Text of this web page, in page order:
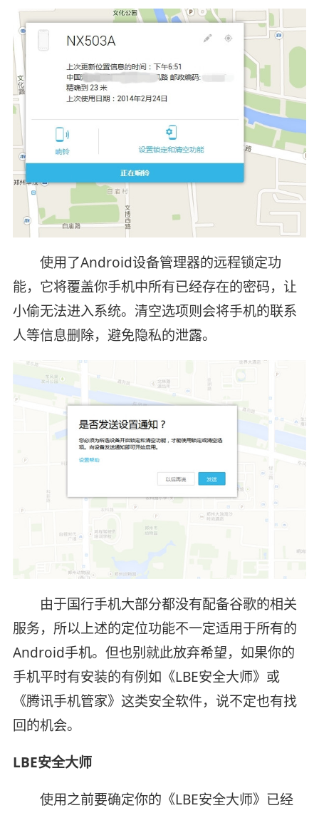
使用了Android设备管理器的远程锁定功
能，它将覆盖你手机中所有已经存在的密码，让
小偷无法进入系统。清空选项则会将手机的联系
人等信息删除，避免隐私的泄露。
由于国行手机大部分都没有配备谷歌的相关
服务，所以上述的定位功能不一定适用于所有的
Android手机。但也别就此放弃希望，如果你的
手机平时有安装的有例如《LBE安全大师》或
《腾讯手机管家》这类安全软件，说不定也有找
回的机会。
LBE安全大师
使用之前要确定你的《LBE安全大师》已经